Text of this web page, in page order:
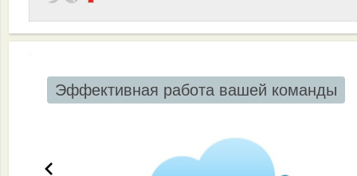
Эффективная работа вашей команды